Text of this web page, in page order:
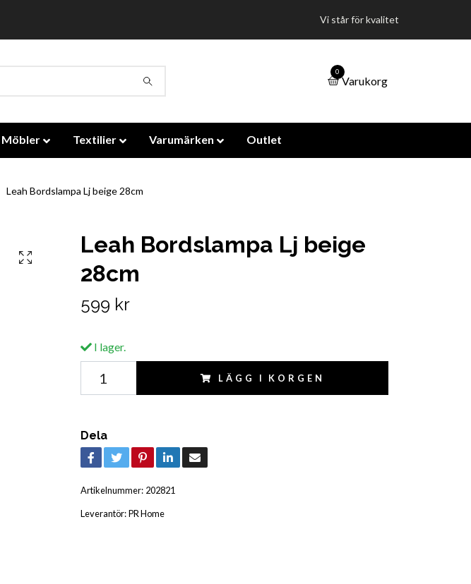
Vi står för kvalitet
0
Varukorg
Möbler Textilier Varumärken Outlet
Leah Bordslampa Lj beige 28cm
Leah Bordslampa Lj beige
28cm
599 kr
I lager.
LÄGG I KORGEN
Dela
Artikelnummer: 202821
Leverantör:PR Home